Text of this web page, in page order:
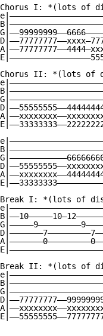
Chorus I: *(lots of
Chorus II: *(lots of
Break I: *(lots of
Break II: *(lots of